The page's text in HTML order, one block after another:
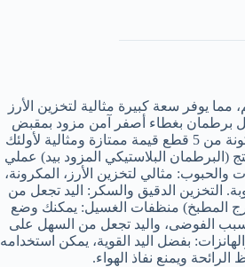
منظمًا وأغراضك الجافة طازجة مع هذه المجموعة المكونة من 5 برطمانات تخزين بلاستيكية شفافة. يبلغ عرض كل برطمان 10 سم وارتفاعه 15 سم، مما يوفر سعة كبيرة مثالية لتخزين الأرز
كل برطمان بغطاء أصفر آمن مزود بمقبض
حمل مريح، مما يجعل من السهل تحريك البرطمانات حول مطبخك أو مخزن المؤن. فتحة الفم الواسعة تضمن الملء والغرف بدون مجهود. توفر هذه العبوة المتعددة المكونة من 5 قطع قيمة ممتازة ومثالية لأولئك
(البرطمان البلاستيكي المزود بيد) عملي
المنزل: 1. في المطبخ (تخزين المواد الغذائية) البقوليات والحبوب: مثالي لتخزين الأرز، المكرونة،
التخزين الدقيق والسكر: اليد تجعل من
حجمه مناسب جدًا لعمل مخلل منزلي (مثل الزيتون أو الخيار). 2. التنظيم المنزلي (خارج المطبخ) منظفات الغسيل: يمكنك وضع
تسبب الفوضى، واليد تجعل من السهل على
3. استخدامات “أوت دور” (خارج البيت) الرحلات والهانزات: بفضل اليد القوية، يمكن استخدامه
ويمنع نفاذ الهواء.